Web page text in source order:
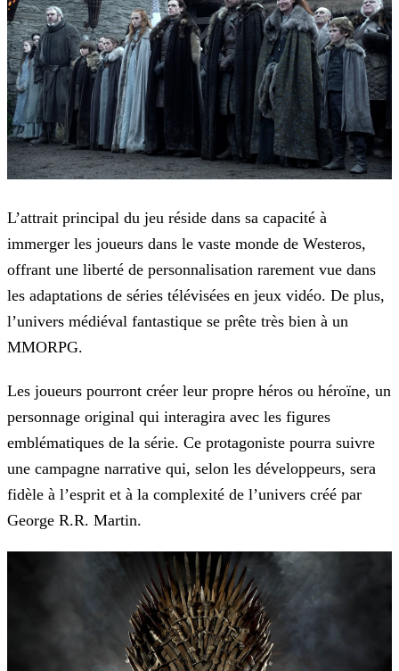
L’attrait principal du jeu réside dans sa capacité à
immerger les joueurs dans le vaste monde de Westeros,
offrant une liberté de personnalisation rarement vue dans
les adaptations de séries télévisées en jeux vidéo. De plus,
l’univers médiéval fantastique se prête très bien à un
MMORPG.
Les joueurs pourront créer leur propre héros ou héroïne, un
personnage original qui interagira avec les figures
emblématiques de la série. Ce protagoniste pourra suivre
une campagne narrative qui, selon les développeurs, sera
fidèle à l’esprit et à la complexité de l’univers créé par
George R.R. Martin.